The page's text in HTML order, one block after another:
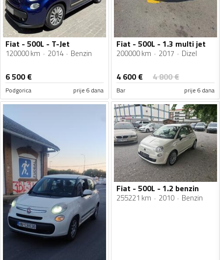
Fiat - 500L - T-Jet
120000 km 2014 Benzin
6 500€
Podgorica prije 6 dana
Fiat - 500L - 1.3 multi jet
200000 km 2017 Dizel
4 600€ 4 800€
Bar prije 6 dana
Fiat - 500L - 1.2 benzin
255221 km 2010 Benzin